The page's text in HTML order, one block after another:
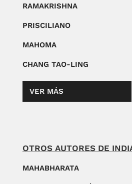
RAMAKRISHNA
PRISCILIANO
MAHOMA
CHANG TAO-LING
VER MÁS
OTROS AUTORES DE
MAHABHARATA